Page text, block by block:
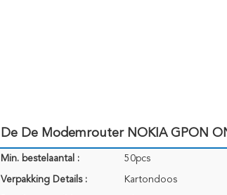
De De Modemrouter NOKIA GPON
Min. bestelaantal : 50pcs
Verpakking Details : Kartondoos